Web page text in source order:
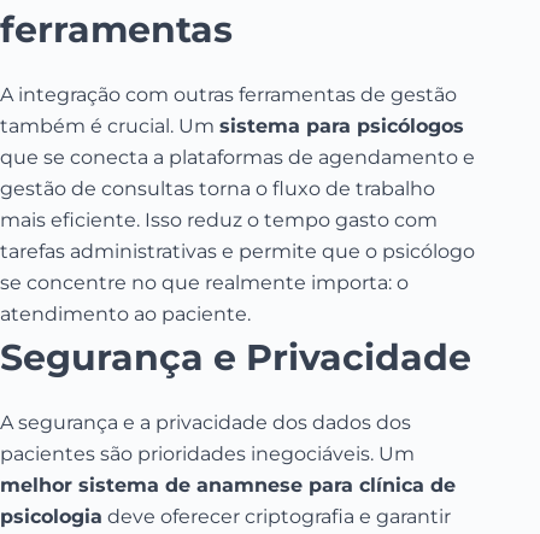
ferramentas
A integração com outras ferramentas de gestão
também é crucial. Um sistema para psicólogos
que se conecta a plataformas de agendamento e
gestão de consultas torna o fluxo de trabalho
mais eficiente. Isso reduz o tempo gasto com
tarefas administrativas e permite que o psicólogo
se concentre no que realmente importa: o
atendimento ao paciente.
Segurança e Privacidade
A segurança e a privacidade dos dados dos
pacientes são prioridades inegociáveis. Um
melhor sistema de anamnese para clínica de
psicologia deve oferecer criptografia e garantir